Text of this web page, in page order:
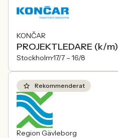
KONČAR
PROJEKTLEDARE (k/m)
Stockholm17/7 – 16/8
Rekommenderat
Region Gävleborg